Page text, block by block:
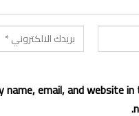
name, email, and website